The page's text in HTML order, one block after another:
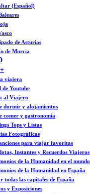
(Español)
de Asturias
de Murcia
viajera
de Youtube
al Viajero
dormir y alojamientos
comer y gastronomía
Tops y Listas
Fotográficas
para viajar favoritas
Instantes y Recuerdos Viajeros
de la Humanidad en el mundo
de la Humanidad en España
todas las capitales de España
y Exposiciones